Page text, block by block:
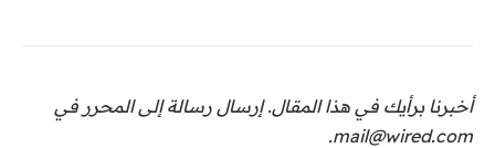
أخبرنا برأيك في هذا المقال. إرسال رسالة إلى المحرر في
mail@wired.com.